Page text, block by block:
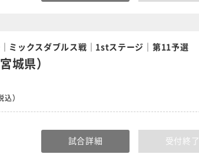
ミックスダブルス戦｜1stステージ｜第11予選
城県）
込）
試合詳細 受付終了